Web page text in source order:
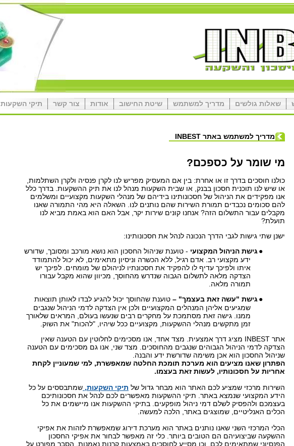
שאלות גולשים מדריך למשתמש שיטת החישוב אודות צור קשר תיקי השקעות
מדריך למשתמש באתר INBEST
מי שומר על כספכם?
כולנו חוסכים בדרך זו או אחרת: בין אם המעסיק מפריש לנו לקרן פנסיה ולקרן השתלמות,
או שיש לנו תוכנית חסכון בבנק, או שבית השקעות מנהל לנו את תיק ההשקעות. בדרך כלל
אנו מפקידים את הניהול של חסכונותינו בידיהם של מנהלי השקעות מקצועיים ומשלמים
להם סכומים נכבדים תמורת השירות שהם נותנים לנו. השאלה היא מהי התמורה שאנו
מקבלים עבור התשלום הזה? אנחנו קונים שירות יקר, אבל האם הוא באמת מביא לנו
תועלת?
ישנן שתי גישות לגבי הדרך הנכונה לנהל את חסכונותינו:
● גישת הניהול המקצועי - טוענת שניהול החסכון הוא נושא מורכב ומסובך, שדורש
ידע מקצועי רב. אדם רגיל, ללא הכשרה וניסיון מתאימים, לא יכול להתמודד
איתו ולפיכך עדיף לו להפקיד את חסכונתיו לניהולם של מומחים. לפיכך יש
הצדקה מלאה לתשלום הגבוה שנדרש מהחוסך, מכיוון שהוא מקבל עבורו
תמורה מלאה.
● גישת "עשה זאת בעצמך" – טוענת שהחוסך יכול להגיע לבדו לאותן תוצאות
שמגיעים אליהן המנהלים המקצועיים ולכן אין הצדקה לדמי הניהול שנגבים
ממנו. גישה זאת מסתמכת על מחקרים רבים שנעשו בעולם, המראים שלאורך
זמן מתקשים מנהלי ההשקעות, מקצועיים ככל שיהיו, "להכות" את השוק.
אתר INBEST מציג דרך אמצעית. מצד אחד, אנו מסכימים לחלוטין עם הטענה שאין
הצדקה לדמי הניהול הגבוהים שנגבים מהחוסכים. מצד שני, אנו גם מסכימים עם הטענה
שניהול החסכון הוא אכן משימה שדורשת ידע והבנה.
הפתרון שאנו מציעים הוא מערכת תומכת החלטה שמאפשרת, למי שמעוניין לקחת
אחריות על חסכונותיו, לעשות זאת בעצמו.
השירות מרכזי שמציע לכם האתר הוא מבחר גדול של תיקי השקעות, שמתבססים על כל
הידע המקצועי שנמצא באתר. תיקי ההשקעות מאפשרים לכם לנהל את חסכונותיכם
בעצמכם ולהפסיק לשלם דמי ניהול מופקעים. בתיקי ההשקעות אנו מיישמים את כל
הכלים האנליטיים, שמוצגים באתר, הלכה למעשה.
הכלי המרכזי השני שאנו נותנים באתר הוא מערכת דירוג שמאפשרת לזהות את אפיקי
ההשקעה שביצועיהם הם הטובים ביותר. כלי זה מאפשר לבחור את אפיקי החסכון
הפנסיוני שמתאימים לכם, וכן מסייע לחוסכים באמצעות קרנות נאמנות. הסבר מפורט על